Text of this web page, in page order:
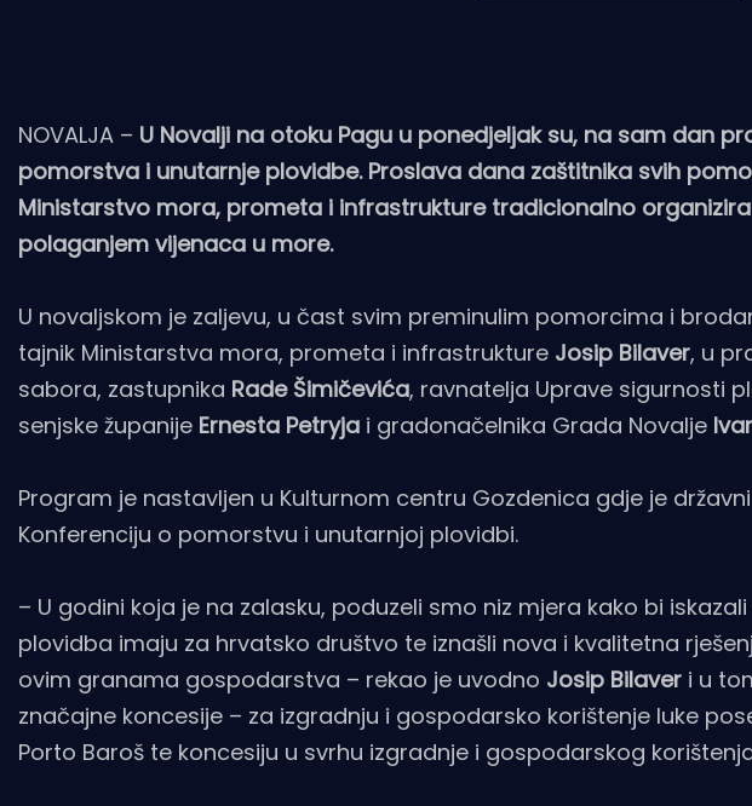
NOVALJA – U Novalji na otoku Pagu u ponedjeljak su, na sam dan
pomorstva i unutarnje plovidbe. Proslava dana zaštitnika svih
Ministarstvo mora, prometa i infrastrukture tradicionalno
polaganjem vijenaca u more.
U novaljskom je zaljevu, u čast svim preminulim pomorcima i
tajnik Ministarstva mora, prometa i infrastrukture Josip Bilaver, u
sabora, zastupnika Rade Šimičevića, ravnatelja Uprave sigurnosti
senjske županije Ernesta Petryja i gradonačelnika Grada Novalje
Program je nastavljen u Kulturnom centru Gozdenica gdje je
Konferenciju o pomorstvu i unutarnjoj plovidbi.
– U godini koja je na zalasku, poduzeli smo niz mjera kako bi
plovidba imaju za hrvatsko društvo te iznašli nova i kvalitetna
ovim granama gospodarstva – rekao je uvodno Josip Bilaver i u
značajne koncesije – za izgradnju i gospodarsko korištenje luke
Porto Baroš te koncesiju u svrhu izgradnje i gospodarskog